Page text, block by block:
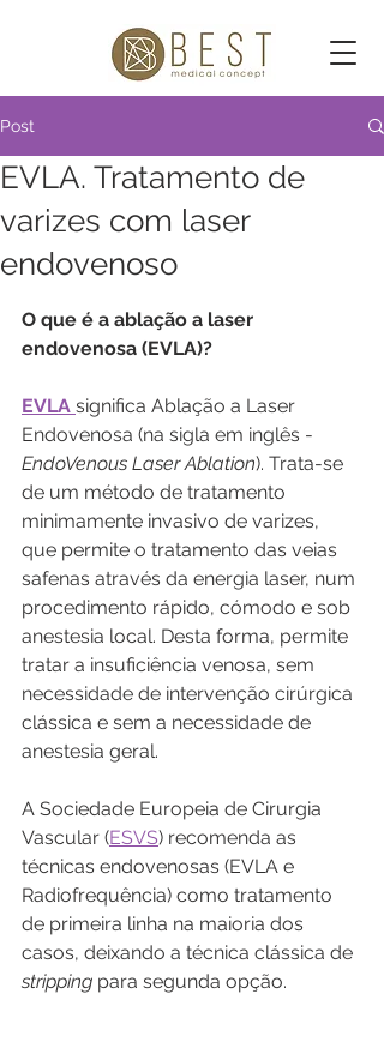
Post
EVLA. Tratamento de
varizes com laser
endovenoso
O que é a ablação a laser
endovenosa (EVLA)?
EVLA significa Ablação a Laser
Endovenosa (na sigla em inglês -
EndoVenous Laser Ablation). Trata-se
de um método de tratamento
minimamente invasivo de varizes,
que permite o tratamento das veias
safenas através da energia laser, num
procedimento rápido, cómodo e sob
anestesia local. Desta forma, permite
tratar a insuficiência venosa, sem
necessidade de intervenção cirúrgica
clássica e sem a necessidade de
anestesia geral.
A Sociedade Europeia de Cirurgia
Vascular (ESVS) recomenda as
técnicas endovenosas (EVLA e
Radiofrequência) como tratamento
de primeira linha na maioria dos
casos, deixando a técnica clássica de
stripping para segunda opção.